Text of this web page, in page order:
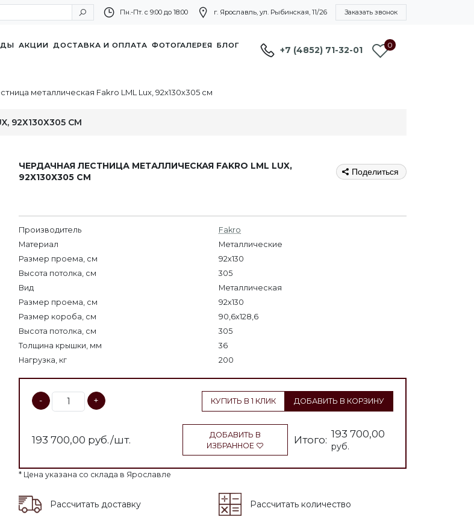
Пн.-Пт. с 9:00 до 18:00 г. Ярославль, ул. Рыбинская, 11/26 Заказать звонок
АКЦИИ ДОСТАВКА И ОПЛАТА ФОТОГАЛЕРЕЯ БЛОГ
+7 (4852) 71-32-01 0
металлическая Fakro LML Lux, 92х130х305 см
92Х130Х305 СМ
ЧЕРДАЧНАЯ ЛЕСТНИЦА МЕТАЛЛИЧЕСКАЯ FAKRO LML LUX,
92Х130Х305 СМ
Поделиться
Производитель
Fakro
Материал
Металлические
Размер проема, см
92х130
Высота потолка, см
305
Вид
Металлическая
Размер проема, см
92х130
Размер короба, см
90,6х128,6
Высота потолка, см
305
Толщина крышки, мм
36
Нагрузка, кг
200
- + КУПИТЬ В 1 КЛИК ДОБАВИТЬ В КОРЗИНУ
193 700,00 руб./шт.
ДОБАВИТЬ В
ИЗБРАННОЕ
Итого: 193 700,00
руб.
* Цена указана со склада в Ярославле
Рассчитать доставку Рассчитать количество